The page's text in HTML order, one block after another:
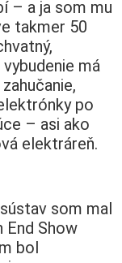
– a ja som mu
takmer 50
má
po
– asi ako
elektráreň.
som mal
End Show
bol